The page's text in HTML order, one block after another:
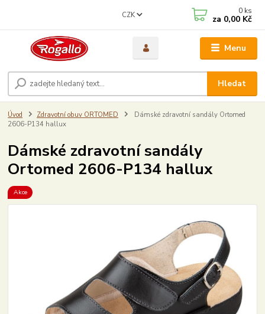
Menu
CZK
Hledat
0 ks
za 0,00 Kč
Úvod Zdravotní obuv ORTOMED
Dámské zdravotní sandály Ortomed
2606-P134 hallux
Dámské zdravotní sandály
Ortomed 2606-P134 hallux
Akce